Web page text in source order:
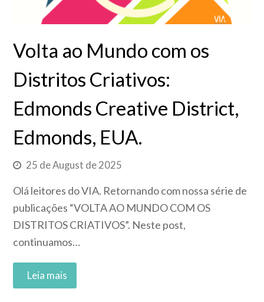
Volta ao Mundo com os
Distritos Criativos:
Edmonds Creative District,
Edmonds, EUA.
25 de August de 2025
Olá leitores do VIA. Retornando com nossa série de
publicações “VOLTA AO MUNDO COM OS
DISTRITOS CRIATIVOS”. Neste post,
continuamos…